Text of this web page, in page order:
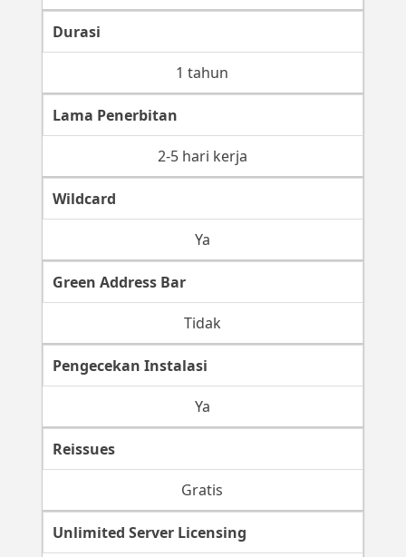
Durasi
1 tahun
Lama Penerbitan
2-5 hari kerja
Wildcard
Ya
Green Address Bar
Tidak
Pengecekan Instalasi
Ya
Reissues
Gratis
Unlimited Server Licensing